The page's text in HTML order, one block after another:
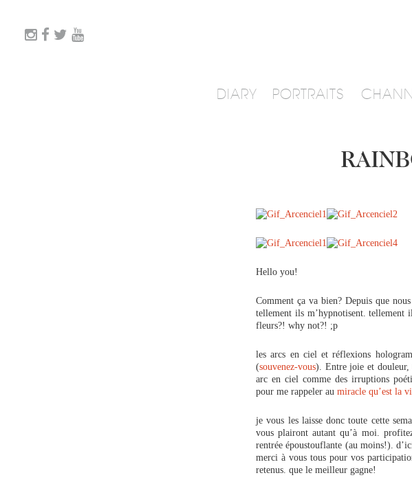
DIARY PORTRAITS
Hello you!
Comment ça va bien? Depuis que
tellement ils m’hypnotisent. tellement
fleurs?! why not?! ;p
les arcs en ciel et réflexions
(souvenez-vous). Entre joie et douleur,
arc en ciel comme des irruptions
pour me rappeler au miracle qu’est la
je vous les laisse donc toute cette
vous plairont autant qu’à moi.
rentrée époustouflante (au moins!).
merci à vous tous pour vos
retenus. que le meilleur gagne!